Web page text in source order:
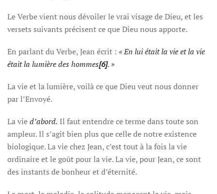
Le Verbe vient nous dévoiler le vrai visage de Dieu, et les
versets suivants précisent ce que Dieu nous apporte.
En parlant du Verbe, Jean écrit : « En lui était la vie et la vie
était la lumière des hommes[6]. »
La vie et la lumière, voilà ce que Dieu veut nous donner
par l’Envoyé.
La vied’abord. Il faut entendre ce terme dans toute son
ampleur. Il s’agit bien plus que celle de notre existence
biologique. La vie chez Jean, c’est tout à la fois la vie
ordinaire et le goût pour la vie. La vie, pour Jean, ce sont
des instants de bonheur et d’éternité.